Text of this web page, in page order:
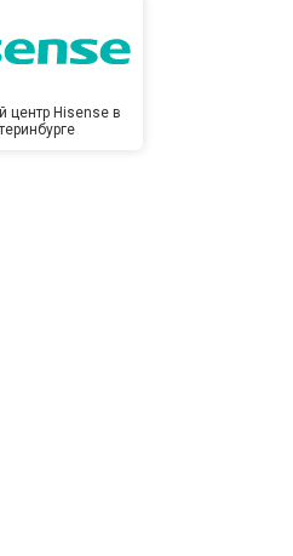
центр Hisense в